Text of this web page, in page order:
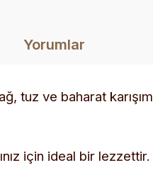
Yorumlar
tuz ve baharat
için ideal bir lezzettir.